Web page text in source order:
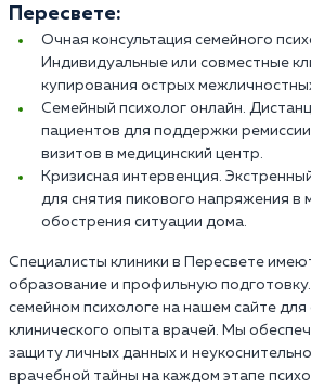
Пересвете:
Очная консультация семейного
Индивидуальные или совместные
купирования острых
Семейный психолог онлайн.
пациентов для поддержки
визитов в медицинский центр.
Кризисная интервенция.
для снятия пикового напряжения в
обострения ситуации дома.
Специалисты клиники в Пересвете
образование и профильную
семейном психологе на нашем сайте
клинического опыта врачей. Мы
защиту личных данных и
врачебной тайны на каждом этапе